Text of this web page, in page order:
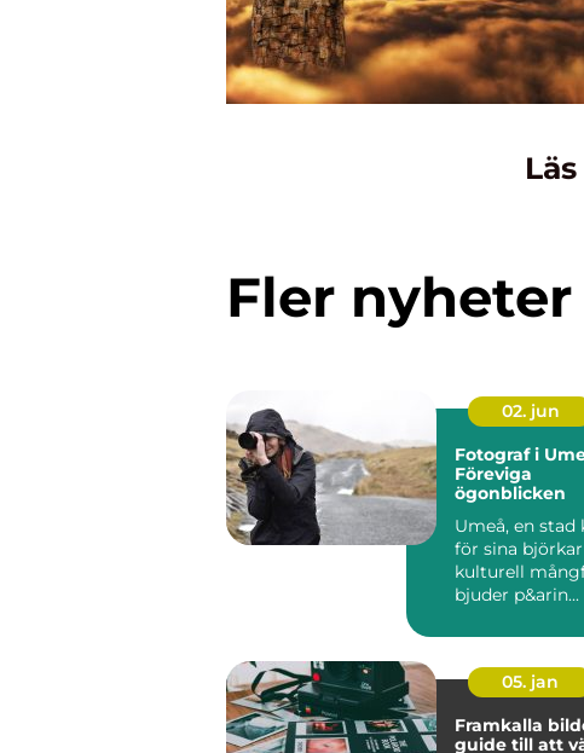
Fler nyheter
02. jun
Fotograf i
Föreviga
ögonblicken
Umeå, en stad
för sina
kulturell
bjuder p&arin...
05. jan
Framkalla
guide till att